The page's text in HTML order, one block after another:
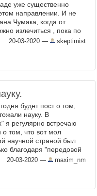
уже существенно
направлении. И не
Чумака, когда от
излечиться , пока по
молится
в духе ...
20-03-2020 — skeptimist
будет пост о том,
науку. В
я регулярно встречаю
о том, что вот мол
научной страной был
благодаря "передовой
мы и в войне победили, и
20-03-2020 — maxim_nm